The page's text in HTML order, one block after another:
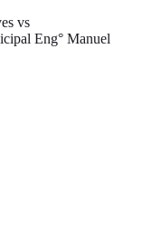
vs
Eng° Manuel